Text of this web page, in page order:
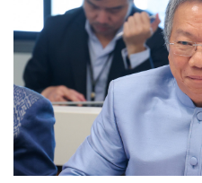
ABOUT
THE
กองบรรณ